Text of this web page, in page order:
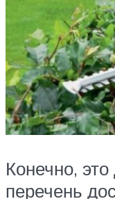
Конечно,
перечень